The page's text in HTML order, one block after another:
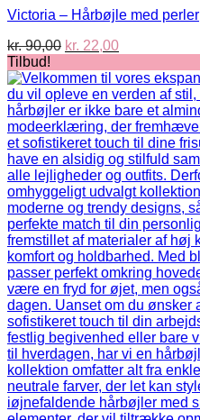
Victoria – Hårbøjle med perler
kr.90,00 Den
pris
var:
kr. 90,00.
kr. 22,00Den
pris
er:
kr. 22,00.
Tilbud!